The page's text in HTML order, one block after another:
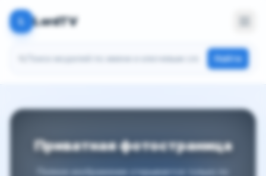
L LordTV
Найти
Приватная фотостраница
Полное изображение открывается только по